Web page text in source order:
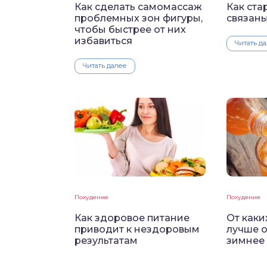
Как сделать самомассаж
проблемных зон фигуры,
чтобы быстрее от них
избавиться
Читать далее
Как
Читать
Похудение
Как здоровое питание
приводит к нездоровым
результатам
Похудение
От
лучше
зимнее